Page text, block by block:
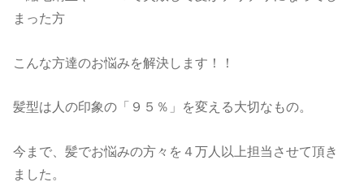
まった方
こんな方達のお悩みを解決します！！
髪型は人の印象の「９５％」を変える大切なもの。
今まで、髪でお悩みの方々を４万人以上担当させて頂き
ました。